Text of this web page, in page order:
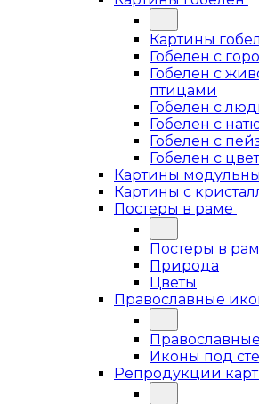
Картины
Гобелен с
Гобелен с
птицами
Гобелен с
Гобелен с
Гобелен с
Гобелен с
Картины
Картины с
Постеры в раме
Постеры в
Природа
Цветы
Православные
Иконы под
Репродукции